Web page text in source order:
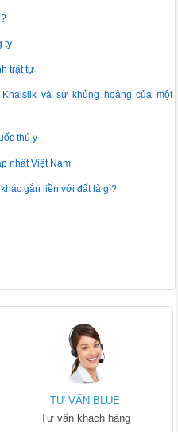
ty
trật tự
và sự khủng hoảng của một
thú y
nhất Việt Nam
gắn liền với đất là gì?
TƯ VẤN BLUE
Tư vấn khách hàng